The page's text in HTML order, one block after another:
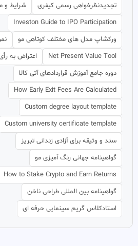
تجدیدنظرخواهی رسمی کیفری
شرایط و
Investon Guide to IPO Participation
ورکشاپ مدل های مختلف کوتاهی مو
Net Present Value Tool
اعتراض به
دوره جامع آموزش قراردادهای آتی کالا
How Early Exit Fees Are Calculated
Custom degree layout template
Custom university certificate template
سند و وثیقه برای آزادی زندانی تبریز
گواهینامه جهانی رنگ آمیزی مو
How to Stake Crypto and Earn Returns
گواهینامه بین المللی طراحی ناخن
استادکلاس گریم سینمایی حرفه ای